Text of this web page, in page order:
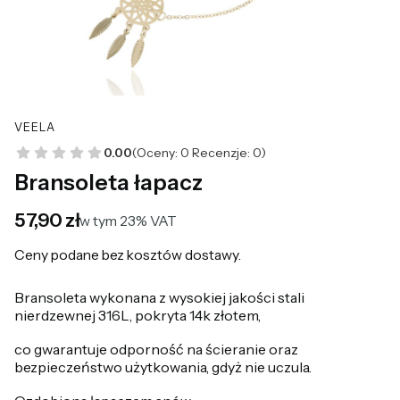
VEELA
0.00(Oceny: 0 Recenzje: 0)
Bransoleta łapacz
Cena
57,90 złw tym 23% VAT
w tym 23% VAT
Ceny podane bez kosztów dostawy.
Bransoleta wykonana z wysokiej jakości stali
nierdzewnej 316L, pokryta 14k złotem,
co gwarantuje odporność na ścieranie oraz
bezpieczeństwo użytkowania, gdyż nie uczula.